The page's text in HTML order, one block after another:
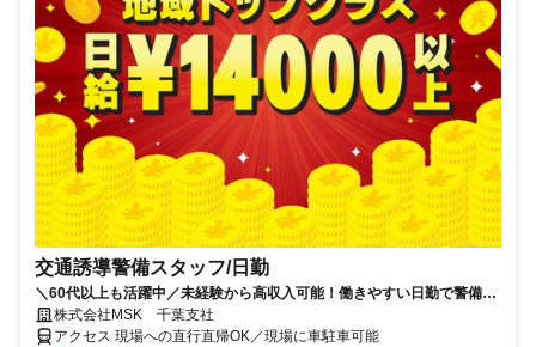
交通誘導警備スタッフ/日勤
＼60代以上も活躍中／未経験から高収入可能！働きやすい日勤で警備員
デビューをしませんか！【月収28万円可能・日払いもOK！】勤務3日前
までシフト申請可能！週1日～・短期もOK！未経験者大歓迎！幅広い年
株式会社MSK 千葉支社
アクセス 現場への直行直帰OK／現場に車駐車可能